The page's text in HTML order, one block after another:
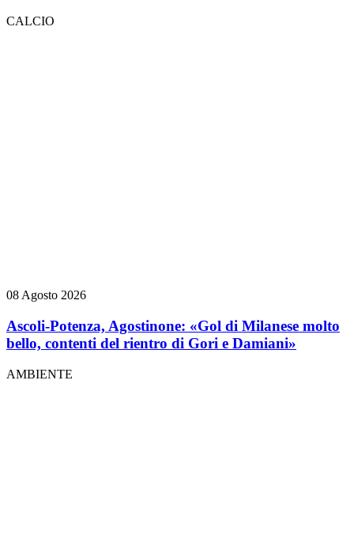
CALCIO
08 Agosto 2026
Ascoli-Potenza, Agostinone: «Gol di Milanese molto
bello, contenti del rientro di Gori e Damiani»
AMBIENTE